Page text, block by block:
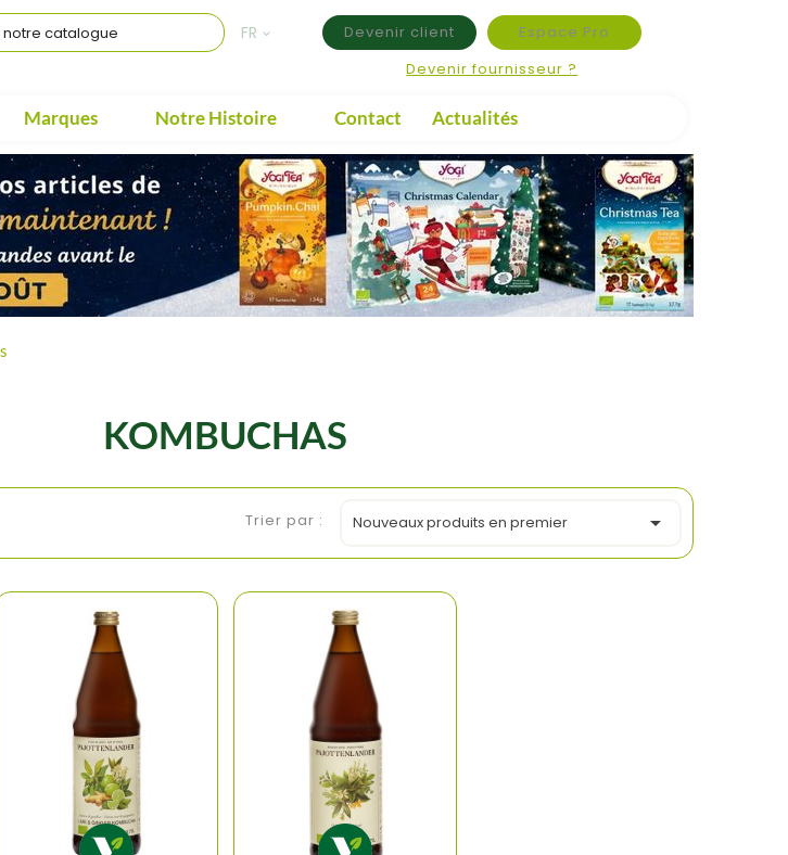
FR 
Devenir fournisseur ?
Devenir client Espace Pro
Marques Notre Histoire Contact Actualités
KOMBUCHAS
Trier par : Nouveaux produits en premier 